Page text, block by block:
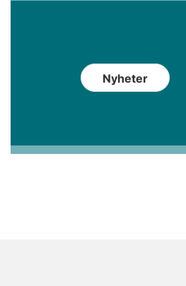
Nyheter